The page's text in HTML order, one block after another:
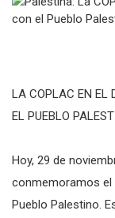
LA COPLAC EN EL
EL PUEBLO
Hoy, 29 de
conmemoramos el
Pueblo Palestino.